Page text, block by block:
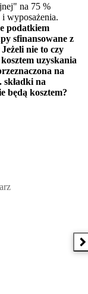
na 75 %
wyposażenia.
podatkiem
sfinansowane z
nie to czy
uzyskania
na
na
będą kosztem?